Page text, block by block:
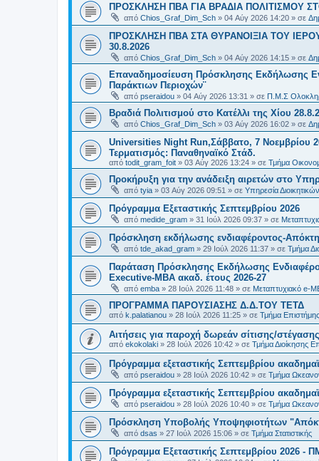
ΠΡΟΣΚΛΗΣΗ ΠΒΑ ΓΙΑ ΒΡΑΔΙΑ ΠΟΛΙΤΙΣΜΟΥ
από Chios_Graf_Dim_Sch » 04 Αύγ 2026 14:20 » σε
ΠΡΟΣΚΛΗΣΗ ΠΒΑ ΣΤΑ ΘΥΡΑΝΟΙΞΙΑ ΤΟΥ
30.8.2026
από Chios_Graf_Dim_Sch » 04 Αύγ 2026 14:15 » σε
Επαναδημοσίευση Πρόσκλησης Εκδήλωσης
Παράκτιων Περιοχών¨
από pseraidou » 04 Αύγ 2026 13:31 » σε Π.Μ.Σ
Βραδιά Πολιτισμού στο Κατέλλι της Χίου
από Chios_Graf_Dim_Sch » 03 Αύγ 2026 16:02 » σε
Universities Night Run,Σάββατο, 7 Νοεμβρίου
Τερματισμός: Παναθηναϊκό Στάδ.
από todit_gram_foit » 03 Αύγ 2026 13:24 » σε Τμήμα
Προκήρυξη για την ανάδειξη αιρετών στο
από tyia » 03 Αύγ 2026 09:51 » σε Υπηρεσία
Πρόγραμμα Εξεταστικής Σεπτεμβρίου 2026
από medide_gram » 31 Ιούλ 2026 09:37 » σε
Πρόσκληση εκδήλωσης ενδιαφέροντος-
από tde_akad_gram » 29 Ιούλ 2026 11:37 » σε Τμήμα
Παράταση Πρόσκλησης Εκδήλωσης
Executive-MBΑ ακαδ. έτους 2026-27
από emba » 28 Ιούλ 2026 11:48 » σε Μεταπτυχιακό e-
ΠΡΟΓΡΑΜΜΑ ΠΑΡΟΥΣΙΑΣΗΣ Δ.Δ.ΤΟΥ ΤΕΤΔ
από k.palatianou » 28 Ιούλ 2026 11:25 » σε Τμήμα
Αιτήσεις για παροχή δωρεάν σίτισης/
από ekokolaki » 28 Ιούλ 2026 10:42 » σε Τμήμα Διοίκησης
Πρόγραμμα εξεταστικής Σεπτεμβρίου
από pseraidou » 28 Ιούλ 2026 10:42 » σε Τμήμα
Πρόγραμμα εξεταστικής Σεπτεμβρίου
από pseraidou » 28 Ιούλ 2026 10:40 » σε Τμήμα
Πρόσκληση Υποβολής Υποψηφιοτήτων
από dsas » 27 Ιούλ 2026 15:06 » σε Τμήμα Στατιστικής
Πρόγραμμα Εξεταστικής Σεπτεμβρίου 2026 -